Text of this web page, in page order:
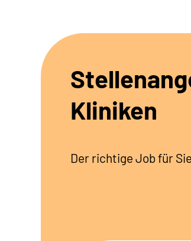
Kliniken
Der richtige Job für Sie